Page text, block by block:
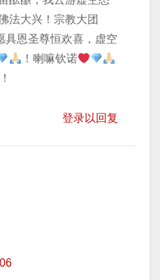
法大兴！宗教大团
具恩圣尊恒欢喜，虚空
！喇嘛钦诺
登录以回复